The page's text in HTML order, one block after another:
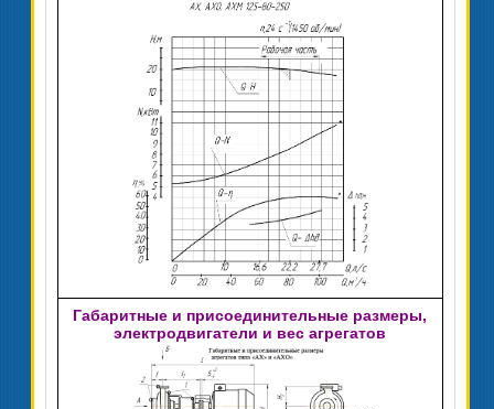
Габаритные и присоединительные размеры,
электродвигатели и вес агрегатов